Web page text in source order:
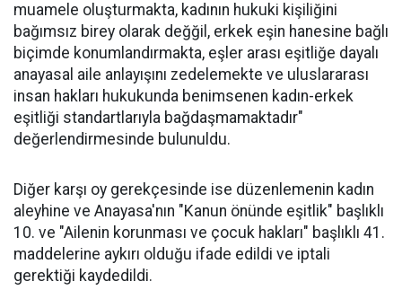
muamele oluşturmakta, kadının hukuki kişiliğini
bağımsız birey olarak değğil, erkek eşin hanesine bağlı
biçimde konumlandırmakta, eşler arası eşitliğe dayalı
anayasal aile anlayışını zedelemekte ve uluslararası
insan hakları hukukunda benimsenen kadın-erkek
eşitliği standartlarıyla bağdaşmamaktadır"
değerlendirmesinde bulunuldu.
Diğer karşı oy gerekçesinde ise düzenlemenin kadın
aleyhine ve Anayasa'nın "Kanun önünde eşitlik" başlıklı
10. ve "Ailenin korunması ve çocuk hakları" başlıklı 41.
maddelerine aykırı olduğu ifade edildi ve iptali
gerektiği kaydedildi.